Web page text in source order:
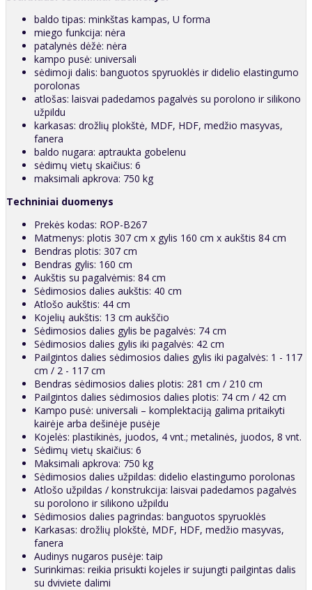
baldo tipas: minkštas kampas, U forma
miego funkcija: nėra
patalynės dėžė: nėra
kampo pusė: universali
sėdimoji dalis: banguotos spyruoklės ir didelio elastingumo
porolonas
atlošas: laisvai padedamos pagalvės su porolono ir silikono
užpildu
karkasas: drožlių plokštė, MDF, HDF, medžio masyvas,
fanera
baldo nugara: aptraukta gobelenu
sėdimų vietų skaičius: 6
maksimali apkrova: 750 kg
Techniniai duomenys
Prekės kodas: ROP-B267
Matmenys: plotis 307 cm x gylis 160 cm x aukštis 84 cm
Bendras plotis: 307 cm
Bendras gylis: 160 cm
Aukštis su pagalvėmis: 84 cm
Sėdimosios dalies aukštis: 40 cm
Atlošo aukštis: 44 cm
Kojelių aukštis: 13 cm aukščio
Sėdimosios dalies gylis be pagalvės: 74 cm
Sėdimosios dalies gylis iki pagalvės: 42 cm
Pailgintos dalies sėdimosios dalies gylis iki pagalvės: 1 - 117
cm / 2 - 117 cm
Bendras sėdimosios dalies plotis: 281 cm / 210 cm
Pailgintos dalies sėdimosios dalies plotis: 74 cm / 42 cm
Kampo pusė: universali – komplektaciją galima pritaikyti
kairėje arba dešinėje pusėje
Kojelės: plastikinės, juodos, 4 vnt.; metalinės, juodos, 8 vnt.
Sėdimų vietų skaičius: 6
Maksimali apkrova: 750 kg
Sėdimosios dalies užpildas: didelio elastingumo porolonas
Atlošo užpildas / konstrukcija: laisvai padedamos pagalvės
su porolono ir silikono užpildu
Sėdimosios dalies pagrindas: banguotos spyruoklės
Karkasas: drožlių plokštė, MDF, HDF, medžio masyvas,
fanera
Audinys nugaros pusėje: taip
Surinkimas: reikia prisukti kojeles ir sujungti pailgintas dalis
su dviviete dalimi